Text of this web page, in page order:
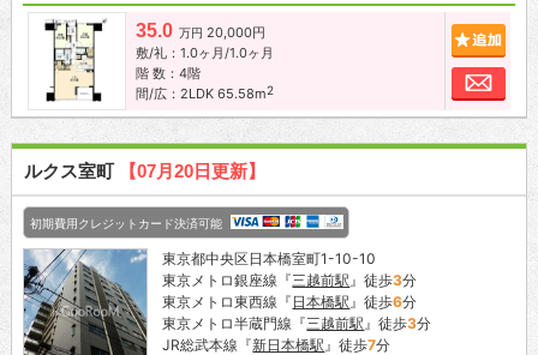
35.0 万円 20,000円
敷/礼：1.0ヶ月/1.0ヶ月
階 数：4階
間/広：2LDK 65.58m2
お
ルクス室町 【07月20日更新】
初期費用クレジットカード決済可能
東京都中央区日本橋室町1-10-10
東京メトロ銀座線『三越前駅 』徒歩3分
東京メトロ東西線『 日本橋駅 』徒歩6分
東京メトロ半蔵門線『三越前駅 』徒歩3分
JR総武本線『新日本橋駅 』徒歩7分